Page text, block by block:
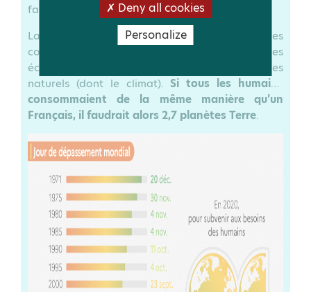
fait de l’épidémie de coronavirus (22 août).
La surconsommation des ressources naturelles
conduits nécessairement à une dégradation des
écosystèmes et à la perturbation des équilibres
naturels (dont le climat). Si tous les humains
consommaient de la même manière qu’un
Français, il faudrait alors 2,7 planètes Terre.
Deny all cookies
Personalize